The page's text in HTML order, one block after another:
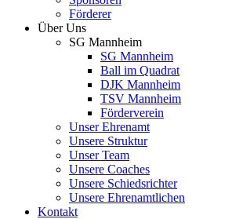
Förderer
Über Uns
SG Mannheim
SG Mannheim
Ball im Quadrat
DJK Mannheim
TSV Mannheim
Förderverein
Unser Ehrenamt
Unsere Struktur
Unser Team
Unsere Coaches
Unsere Schiedsrichter
Unsere Ehrenamtlichen
Kontakt